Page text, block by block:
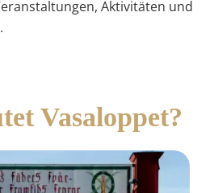
Aktivitäten und
Vasaloppet?